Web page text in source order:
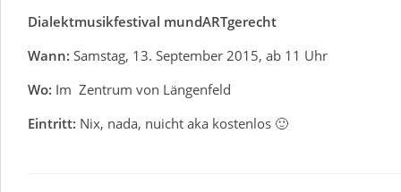
Dialektmusikfestival mundARTgerecht
Wann: Samstag, 13. September 2015, ab 11 Uhr
Wo: Im Zentrum von Längenfeld
Eintritt: Nix, nada, nuicht aka kostenlos 🙂